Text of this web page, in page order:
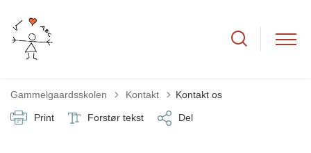
Gammelgaardsskolen Tilbage til
Kontakt Kontakt os
Print Forstør tekst Del